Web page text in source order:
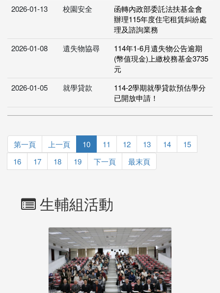
2026-01-13
校園安全
函轉內政部委託法扶基金會
辦理115年度住宅租賃糾紛處
理及諮詢業務
2026-01-08
遺失物協尋
114年1-6月遺失物公告逾期
(幣值現金)上繳校務基金3735
元
2026-01-05
就學貸款
114-2學期就學貸款預估學分
已開放申請！
第一頁 上一頁 10 11 12 13 14
15
16
17 18 19 下一頁 最末頁
生輔組活動